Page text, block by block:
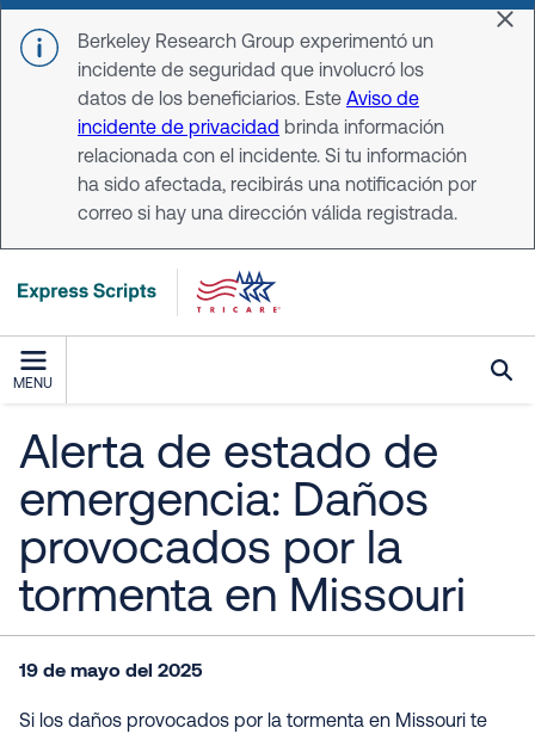
Skip to main content
Berkeley Research Group experimentó un
incidente de seguridad que involucró los
datos de los beneficiarios. Este Aviso de
incidente de privacidad brinda información
relacionada con el incidente. Si tu información
ha sido afectada, recibirás una notificación por
correo si hay una dirección válida registrada.
MENU
Alerta de estado de
emergencia: Daños
provocados por la
tormenta en Missouri
19 de mayo del 2025
Si los daños provocados por la tormenta en Missouri te